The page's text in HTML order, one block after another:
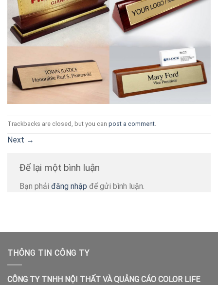
Trackbacks are closed, but you can post a comment.
Next →
Để lại một bình luận
Bạn phải đăng nhập để gửi bình luận.
THÔNG TIN CÔNG TY
CÔNG TY TNHH NỘI THẤT VÀ QUẢNG CÁO COLOR LIFE